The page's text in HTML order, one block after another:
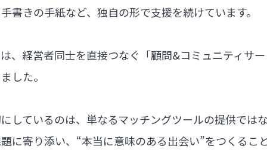
書きの手紙など、独自の形で支援を続けています。
、経営者同士を直接つなぐ「顧問&コミュニティサ
した。
しているのは、単なるマッチングツールの提供では
に寄り添い、“本当に意味のある出会い”をつくるこ